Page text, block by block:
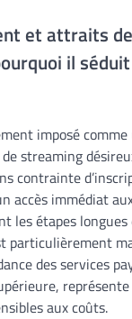
et attraits
il
imposé
streaming
contrainte
accès immédiat
les étapes longues
particulièrement
des services
aux coûts.